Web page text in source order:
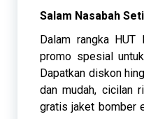
Salam Nasabah
Dalam rangka HUT
promo spesial
Dapatkan diskon
dan mudah, cicilan
gratis jaket bomber